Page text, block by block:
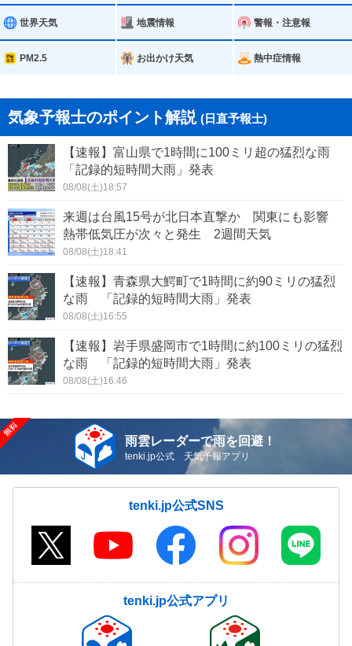
世界天気 地震情報 警報・注意報
PM2.5 お出かけ天気 熱中症情報
気象予報士のポイント解説 (日直予報士)
【速報】富山県で1時間に100ミリ超の猛烈な雨
「記録的短時間大雨」発表
08/08(土)18:57
来週は台風15号が北日本直撃か 関東にも影響
熱帯低気圧が次々と発生 2週間天気
08/08(土)18:41
【速報】青森県大鰐町で1時間に約90ミリの猛烈
な雨 「記録的短時間大雨」発表
08/08(土)16:55
【速報】岩手県盛岡市で1時間に約100ミリの猛烈
な雨 「記録的短時間大雨」発表
08/08(土)16:46
雨雲レーダーで雨を回避！
tenki.jp公式 天気予報アプリ
tenki.jp公式SNS
tenki.jp公式アプリ